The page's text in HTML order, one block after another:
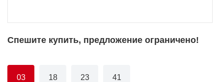
Спешите купить, предложение ограничено!
03 18 23 41